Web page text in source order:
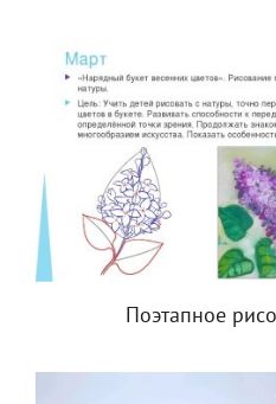
Поэтапное